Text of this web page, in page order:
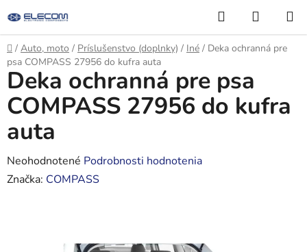
na
obsah
Hľadať
KOŠÍK
Domov
/ Auto, moto / Príslušenstvo (doplnky) / Iné / Deka ochranná pre
psa COMPASS 27956 do kufra auta
Deka ochranná pre psa
COMPASS 27956 do kufra
auta
Priemerné
hodnotenie
Neohodnotené Podrobnosti hodnotenia
Značka: COMPASS